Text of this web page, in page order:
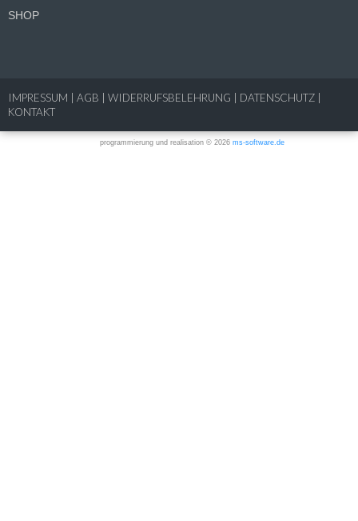
SHOP
IMPRESSUM AGB WIDERRUFSBELEHRUNG DATENSCHUTZ
KONTAKT
programmierung und realisation © 2026 ms-software.de